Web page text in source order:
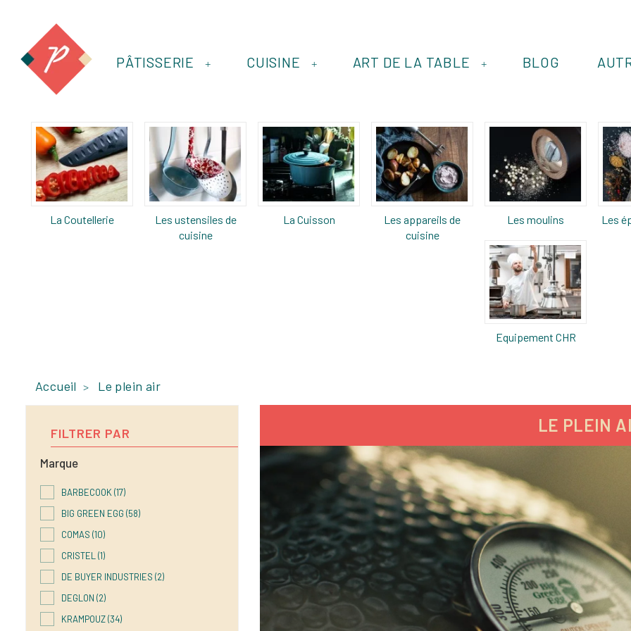
+
PÂTISSERIE +
CUISINE +
ART DE LA TABLE BLOG
La Coutellerie
Les ustensiles de
cuisine
La Cuisson
Les appareils de
cuisine
Les moulins Les
Equipement CHR
Accueil Le plein air
FILTRER PAR
Marque
BARBECOOK(17)
BIG GREEN EGG (58)
COMAS (10)
CRISTEL(1)
DE BUYER INDUSTRIES (2)
DEGLON (2)
KRAMPOUZ(34)
LE PLEIN